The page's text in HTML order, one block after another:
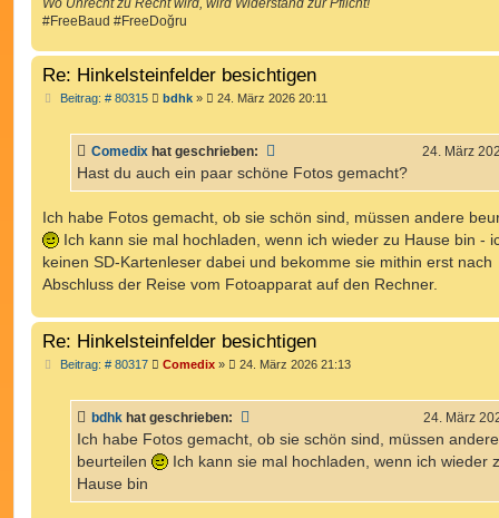
#FreeBaud #FreeDoğru
Re: Hinkelsteinfelder besichtigen
Beitrag: # 80315B
r
a
bdhk» 24. März 2026 20:11
Comedix hat geschrieben: 24. März
Hast du auch ein paar schöne Fotos gemacht?
Ich habe Fotos gemacht, ob sie schön sind, müssen andere
Ich kann sie mal hochladen, wenn ich wieder zu Hause bin -
keinen SD-Kartenleser dabei und bekomme sie mithin erst nach
Abschluss der Reise vom Fotoapparat auf den Rechner.
Re: Hinkelsteinfelder besichtigen
Beitrag: # 80317B
r
a
Comedix» 24. März 2026 21:13
bdhk hat geschrieben: 24. März
Ich habe Fotos gemacht, ob sie schön sind, müssen andere
beurteilen
Ich kann sie mal hochladen, wenn ich wieder
Hause bin